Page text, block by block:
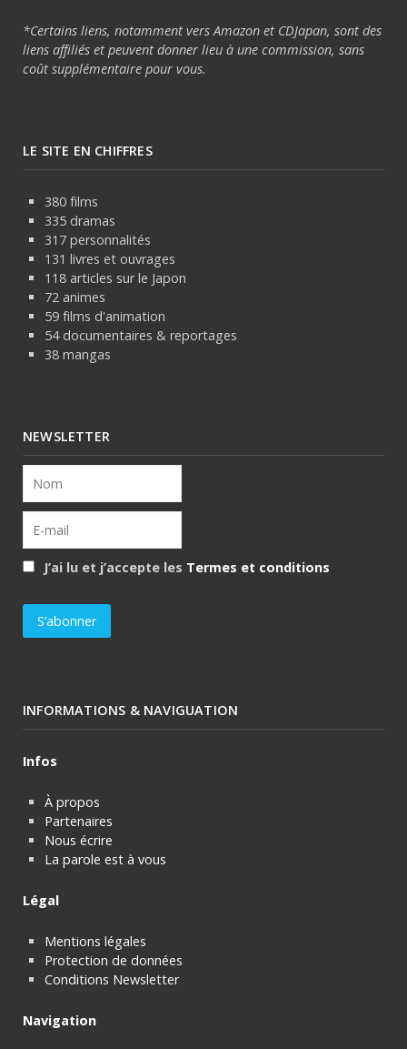
*Certains liens, notamment vers Amazon et CDJapan, sont des
liens affiliés et peuvent donner lieu à une commission, sans
coût supplémentaire pour vous.
LE SITE EN CHIFFRES
380 films
335 dramas
317 personnalités
131 livres et ouvrages
118 articles sur le Japon
72 animes
59 films d'animation
54 documentaires & reportages
38 mangas
NEWSLETTER
J’ai lu et j’accepte les Termes et conditions
INFORMATIONS & NAVIGUATION
Infos
À propos
Partenaires
Nous écrire
La parole est à vous
Légal
Mentions légales
Protection de données
Conditions Newsletter
Navigation